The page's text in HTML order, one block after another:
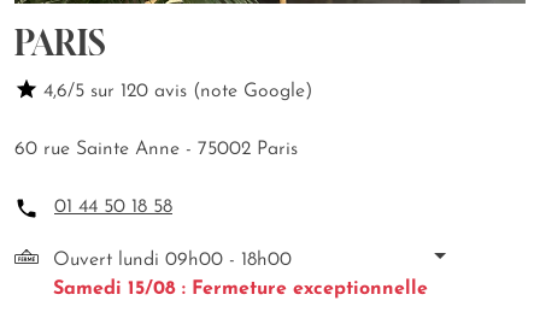
PARIS
4,6/5 sur 120 avis (note Google)
60 rue Sainte Anne - 75002 Paris
01 44 50 18 58
Ouvert lundi 09h00 - 18h00
Samedi 15/08 : Fermeture exceptionnelle